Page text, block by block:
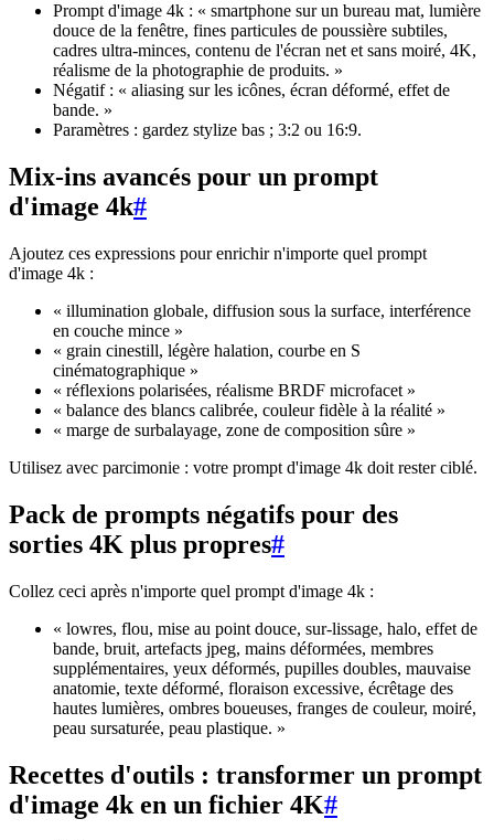
Prompt d'image 4k : « smartphone sur un bureau mat, lumière
douce de la fenêtre, fines particules de poussière subtiles,
cadres ultra-minces, contenu de l'écran net et sans moiré, 4K,
réalisme de la photographie de produits. »
Négatif : « aliasing sur les icônes, écran déformé, effet de
bande. »
Paramètres : gardez stylize bas ; 3:2 ou 16:9.
Mix-ins avancés pour un prompt
d'image 4k#
Ajoutez ces expressions pour enrichir n'importe quel prompt
d'image 4k :
« illumination globale, diffusion sous la surface, interférence
en couche mince »
« grain cinestill, légère halation, courbe en S
cinématographique »
« réflexions polarisées, réalisme BRDF microfacet »
« balance des blancs calibrée, couleur fidèle à la réalité »
« marge de surbalayage, zone de composition sûre »
Utilisez avec parcimonie : votre prompt d'image 4k doit rester ciblé.
Pack de prompts négatifs pour des
sorties 4K plus propres#
Collez ceci après n'importe quel prompt d'image 4k :
« lowres, flou, mise au point douce, sur-lissage, halo, effet de
bande, bruit, artefacts jpeg, mains déformées, membres
supplémentaires, yeux déformés, pupilles doubles, mauvaise
anatomie, texte déformé, floraison excessive, écrêtage des
hautes lumières, ombres boueuses, franges de couleur, moiré,
peau sursaturée, peau plastique. »
Recettes d'outils : transformer un prompt
d'image 4k en un fichier 4K#